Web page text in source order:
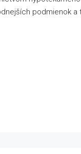
podmienok